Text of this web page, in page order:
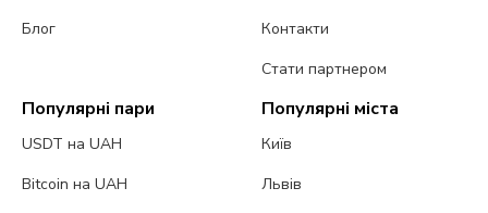
Блог
Контакти
Стати партнером
Популярні пари
USDT на UAH
Bitcoin на UAH
Популярні міста
Київ
Львів